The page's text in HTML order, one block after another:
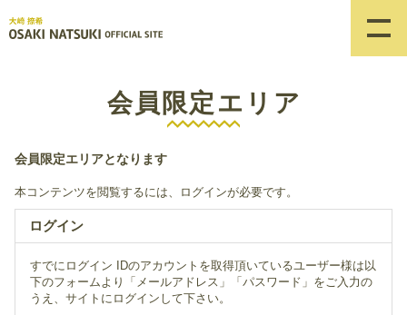
会員限定エリア
会員限定エリアとなります
本コンテンツを閲覧するには、ログインが必要です。
ログイン
すでにログイン IDのアカウントを取得頂いているユーザー様は以
下のフォームより「メールアドレス」「パスワード」をご入力の
うえ、サイトにログインして下さい。